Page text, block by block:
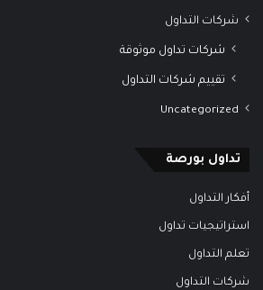
شركات التداول
شركات تداول موثوقة
تقييم شركات التداول
Uncategorized
تداول بورصة
أفكار التداول
استراتيجيات تداول
تعلم التداول
شركات التداول